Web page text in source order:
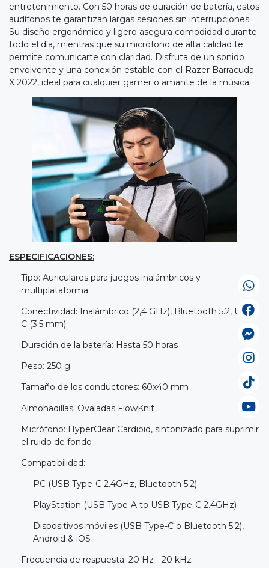
entretenimiento. Con 50 horas de duración de batería, estos
audífonos te garantizan largas sesiones sin interrupciones.
Su diseño ergonómico y ligero asegura comodidad durante
todo el día, mientras que su micrófono de alta calidad te
permite comunicarte con claridad. Disfruta de un sonido
envolvente y una conexión estable con el Razer Barracuda
X 2022, ideal para cualquier gamer o amante de la música.
ESPECIFICACIONES:
Tipo: Auriculares para juegos inalámbricos y
multiplataforma
Conectividad: Inalámbrico (2,4 GHz), Bluetooth 5.2, USB-
C (3.5 mm)
Duración de la batería: Hasta 50 horas
Peso: 250 g
Tamaño de los conductores: 60x40 mm
Almohadillas: Ovaladas FlowKnit
Micrófono: HyperClear Cardioid, sintonizado para suprimir
el ruido de fondo
Compatibilidad:
PC (USB Type-C 2.4GHz, Bluetooth 5.2)
PlayStation (USB Type-A to USB Type-C 2.4GHz)
Dispositivos móviles (USB Type-C o Bluetooth 5.2),
Android & iOS
Frecuencia de respuesta: 20 Hz - 20 kHz